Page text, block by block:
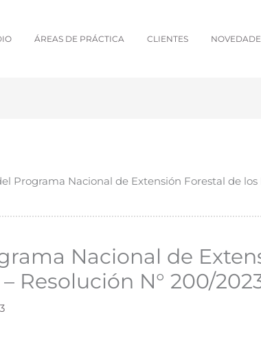
ÁREAS DE PRÁCTICA CLIENTES
Programa Nacional de Extensión Forestal de
Nacional de
Resolución N° 200/